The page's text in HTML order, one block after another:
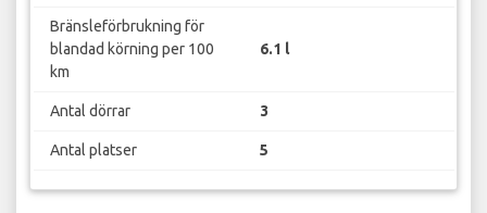
Bränsleförbrukning för
blandad körning per 100
km
6.1 l
Antal dörrar 3
Antal platser 5